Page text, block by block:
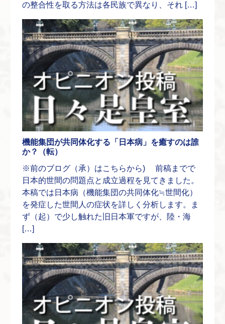
の整合性を取る方法は各民族で異なり、それ […]
機能集団が共同体化する「日本病」を癒すのは誰
か？（転）
※前のブログ（承）はこちらから) 前稿までで
日本的世間の問題点と成立過程を見てきました。
本稿では日本病（機能集団の共同体化≒世間化）
を発症した世間人の症状を詳しく分析します。ま
ず（起）で少し触れた旧日本軍ですが、陸・海
[…]